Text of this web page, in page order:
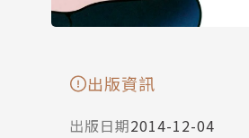
出版資訊
出版日期2014-12-04